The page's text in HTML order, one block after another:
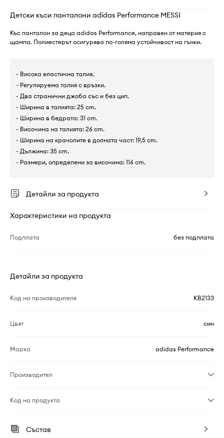
Детски къси панталони adidas Performance MESSI
Къс панталон за деца adidas Performance, направен от материя с
щампа. Полиестерът осигурява по-голяма устойчивост на гънки.
- Висока еластична талия.
- Регулируема талия с връзки.
- Два странични джоба със и без цип.
- Ширина в талията: 25 cm.
- Ширина в бедрата: 31 cm.
- Височина на талията: 26 cm.
- Ширина на крачолите в долната част: 19,5 cm.
- Дължина: 35 cm.
- Размери, определени за височина: 116 cm.
Детайли за продукта
Характеристики на продукта
Подплата без подплата
Детайли за продукта
Код на производителя KB2133
Цвят син
Марка adidas Performance
Производител
Код на продукта
Състав